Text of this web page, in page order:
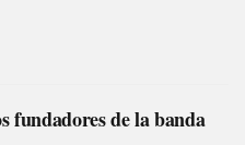
fundadores de la banda